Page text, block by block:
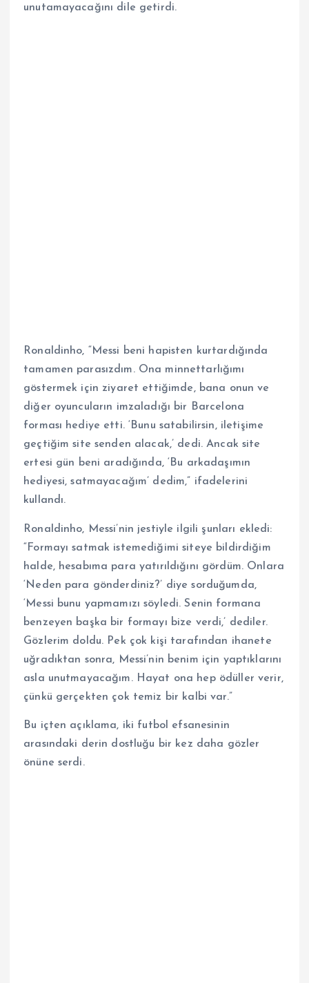
unutamayacağını dile getirdi.
Ronaldinho, “Messi beni hapisten kurtardığında
tamamen parasızdım. Ona minnettarlığımı
göstermek için ziyaret ettiğimde, bana onun ve
diğer oyuncuların imzaladığı bir Barcelona
forması hediye etti. ‘Bunu satabilirsin, iletişime
geçtiğim site senden alacak,’ dedi. Ancak site
ertesi gün beni aradığında, ‘Bu arkadaşımın
hediyesi, satmayacağım’ dedim,” ifadelerini
kullandı.
Ronaldinho, Messi’nin jestiyle ilgili şunları ekledi:
“Formayı satmak istemediğimi siteye bildirdiğim
halde, hesabıma para yatırıldığını gördüm. Onlara
‘Neden para gönderdiniz?’ diye sorduğumda,
‘Messi bunu yapmamızı söyledi. Senin formana
benzeyen başka bir formayı bize verdi,’ dediler.
Gözlerim doldu. Pek çok kişi tarafından ihanete
uğradıktan sonra, Messi’nin benim için yaptıklarını
asla unutmayacağım. Hayat ona hep ödüller verir,
çünkü gerçekten çok temiz bir kalbi var.”
Bu içten açıklama, iki futbol efsanesinin
arasındaki derin dostluğu bir kez daha gözler
önüne serdi.